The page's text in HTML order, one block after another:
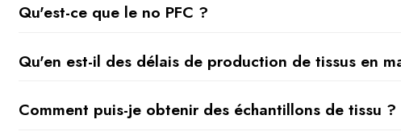
Qu'est-ce que le no PFC ?
Qu'en est-il des délais de production de tissus en
Comment puis-je obtenir des échantillons de tissu ?